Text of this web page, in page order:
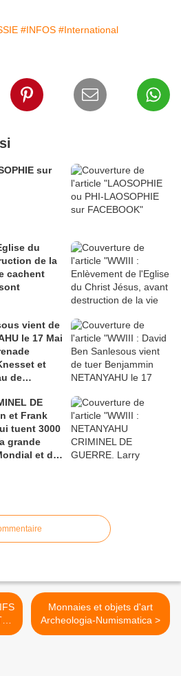
#INFOS #International
sur
du
de la
cachent
vient de
le 17 Mai
et
de
retrouvé
DE
et Frank
tuent 3000
grande
et du
Monnaies et objets d'art
Archeologia-Numismatica >